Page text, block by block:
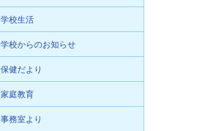
学校生活
学校からのお知らせ
保健だより
家庭教育
事務室より